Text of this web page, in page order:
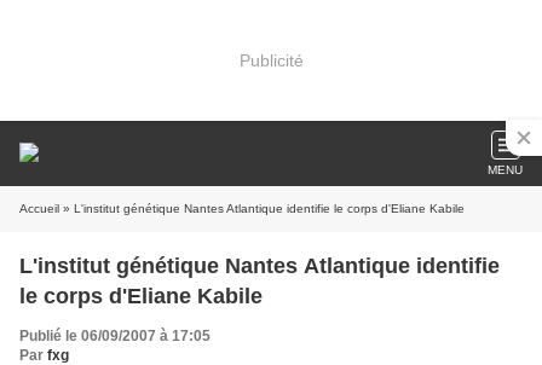
Publicité
MENU
Accueil » L'institut génétique Nantes Atlantique identifie le corps d'Eliane Kabile
L'institut génétique Nantes Atlantique identifie
le corps d'Eliane Kabile
Publié le 06/09/2007 à 17:05
Par fxg